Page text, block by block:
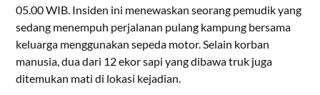
05.00 WIB. Insiden ini menewaskan seorang pemudik yang
sedang menempuh perjalanan pulang kampung bersama
keluarga menggunakan sepeda motor. Selain korban
manusia, dua dari 12 ekor sapi yang dibawa truk juga
ditemukan mati di lokasi kejadian.